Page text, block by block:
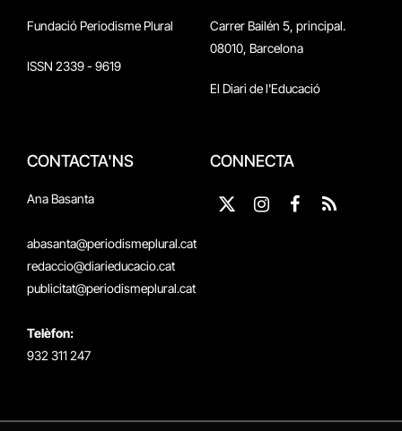
Fundació Periodisme Plural
ISSN 2339 - 9619
Carrer Bailén 5, principal.
08010, Barcelona
El Diari de l'Educació
CONTACTA'NS
Ana Basanta
abasanta@periodismeplural.cat
redaccio@diarieducacio.cat
publicitat@periodismeplural.cat
Telèfon:
932 311 247
CONNECTA
X
Instagram
Facebook
RSS